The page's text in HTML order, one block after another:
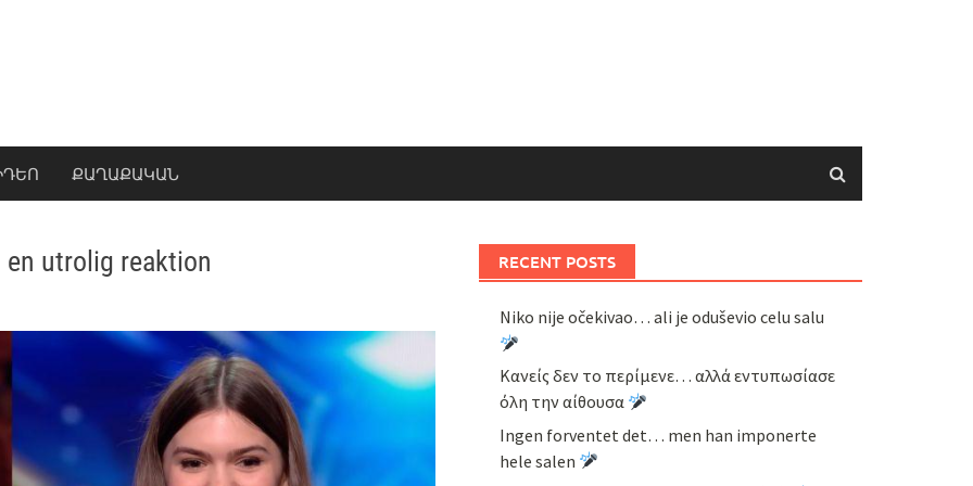
ՔԱՂԱՔԱԿԱՆ
utrolig reaktion RECENT POSTS
Niko nije očekivao… ali je oduševio celu salu
Κανείς δεν το περίμενε… αλλά εντυπωσίασε
όλη την αίθουσα
Ingen forventet det… men han imponerte
hele salen